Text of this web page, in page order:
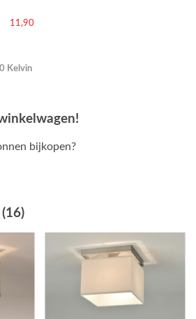
11,90
Kelvin
bijkopen?